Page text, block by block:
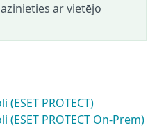
ar vietējo
PROTECT)
PROTECT On-Prem)